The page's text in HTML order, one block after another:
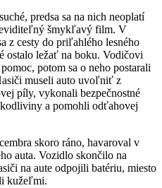
predsa sa na nich neoplatí
šmykľavý film. V
z cesty do priľahlého lesného
ostalo ležať na boku. Vodičovi
potom sa o neho postarali
museli auto uvoľniť z
píly, vykonali bezpečnostné
a pomohli odťahovej
skoro ráno, havaroval v
auta. Vozidlo skončilo na
na aute odpojili batériu, miesto
kužeľmi.